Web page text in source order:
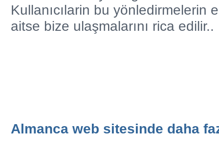
Kullanıcılarin bu yönledirmelerin
aitse bize ulaşmalarını rica edilir..
Almanca web sitesinde daha